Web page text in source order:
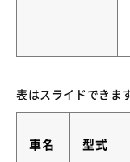
車名 型式